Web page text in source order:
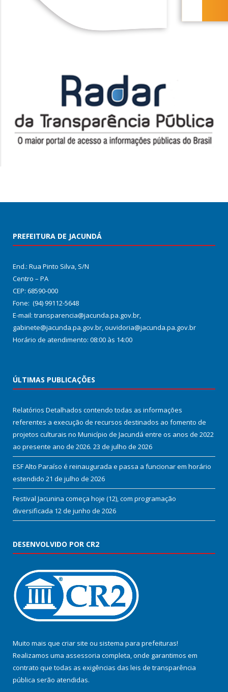
PREFEITURA DE JACUNDÁ
End.: Rua Pinto Silva, S/N
Centro – PA
CEP: 68590-000
Fone: (94) 99112-5648
E-mail: transparencia@jacunda.pa.gov.br,
gabinete@jacunda.pa.gov.br, ouvidoria@jacunda.pa.gov.br
Horário de atendimento: 08:00 às 14:00
ÚLTIMAS PUBLICAÇÕES
Relatórios Detalhados contendo todas as informações
referentes a execução de recursos destinados ao fomento de
projetos culturais no Município de Jacundá entre os anos de 2022
ao presente ano de 2026. 23 de julho de 2026
ESF Alto Paraíso é reinaugurada e passa a funcionar em horário
estendido 21 de julho de 2026
Festival Jacunina começa hoje (12), com programação
diversificada 12 de junho de 2026
DESENVOLVIDO POR CR2
Muito mais que criar site ou sistema para prefeituras!
Realizamos uma assessoria completa, onde garantimos em
contrato que todas as exigências das leis de transparência
pública serão atendidas.